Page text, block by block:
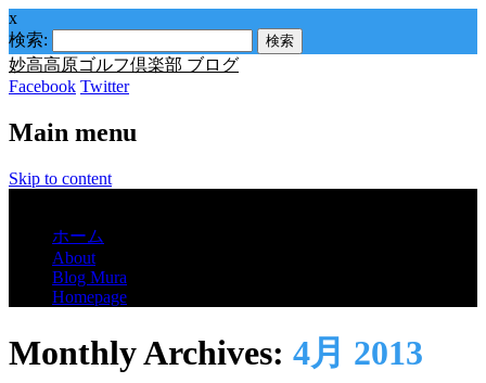
x
検索:
妙高高原ゴルフ倶楽部 ブログ
Facebook Twitter
Main menu
Skip to content
ホーム
About
Blog Mura
Homepage
Monthly Archives: 4月 2013